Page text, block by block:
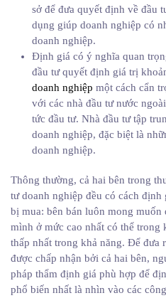
sở để đưa quyết định về đầu
dụng giúp doanh nghiệp có
doanh nghiệp.
Định giá có ý nghĩa quan
đầu tư quyết định giá trị
doanh nghiệp một cách cẩn
với các nhà đầu tư nước
tức đầu tư. Nhà đầu tư tập
doanh nghiệp, đặc biệt là
doanh nghiệp.
Thông thường, cả hai bên trong
tư doanh nghiệp đều có cách
bị mua: bên bán luôn mong muốn
mình ở mức cao nhất có thể trong
thấp nhất trong khả năng. Để đưa
được chấp nhận bởi cả hai bên,
pháp thẩm định giá phù hợp để
phổ biến nhất là nhìn vào các